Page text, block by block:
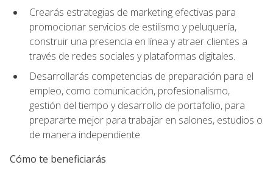
Crearás estrategias de marketing efectivas para
promocionar servicios de estilismo y peluquería,
construir una presencia en línea y atraer clientes a
través de redes sociales y plataformas digitales.
Desarrollarás competencias de preparación para el
empleo, como comunicación, profesionalismo,
gestión del tiempo y desarrollo de portafolio, para
prepararte mejor para trabajar en salones, estudios o
de manera independiente.
Cómo te beneficiarás